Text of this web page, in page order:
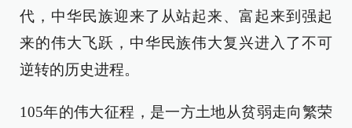
代，中华民族迎来了从站起来、富起来到强起
来的伟大飞跃，中华民族伟大复兴进入了不可
逆转的历史进程。
105年的伟大征程，是一方土地从贫弱走向繁荣